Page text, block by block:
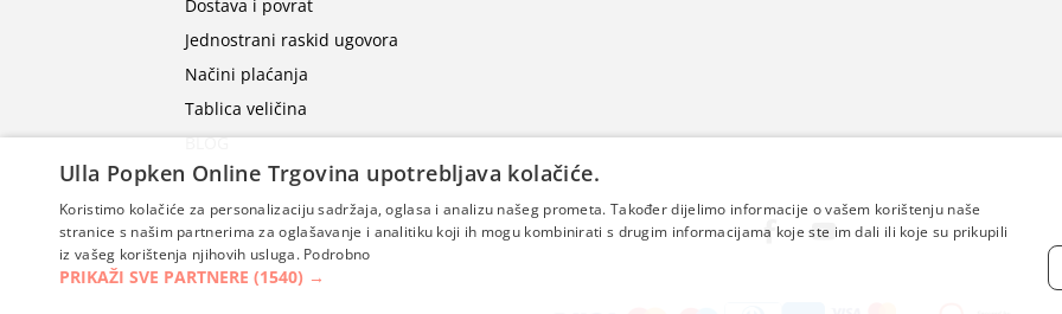
Dostava i povrat
Jednostrani raskid ugovora
Načini plaćanja
Tablica veličina
BLOG
Ulla Popken Online Trgovina upotrebljava kolačiće.
Koristimo kolačiće za personalizaciju sadržaja, oglasa i analizu našeg prometa. Također dijelimo informacije o vašem korištenju naše
stranice s našim partnerima za oglašavanje i analitiku koji ih mogu kombinirati s drugim informacijama koje ste im dali ili koje su prikupili
iz vašeg korištenja njihovih usluga. Podrobno
PRIKAŽI SVE PARTNERE (1540) →